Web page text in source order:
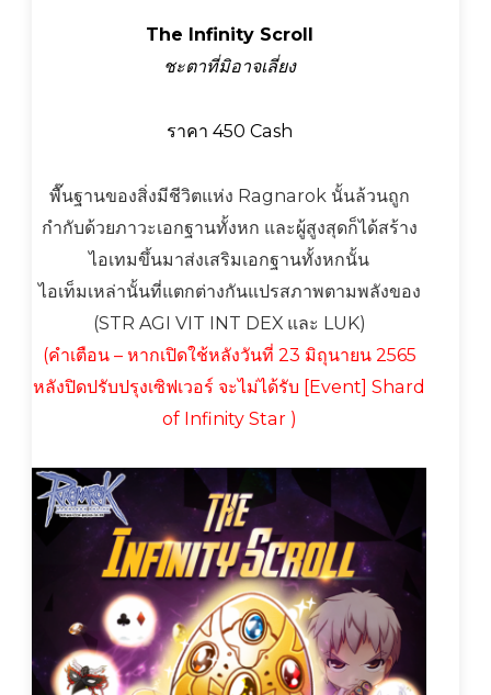
The Infinity Scroll
ชะตาที่มิอาจเลี่ยง
ราคา 450 Cash
พื๊นฐานของสิ่งมีชีวิตแห่ง Ragnarok นั้นล้วนถูก
กำกับด้วยภาวะเอกฐานทั้งหก และผู้สูงสุดก็ได้สร้าง
ไอเทมขึ้นมาส่งเสริมเอกฐานทั้งหกนั้น
ไอเท็มเหล่านั้นที่แตกต่างกันแปรสภาพตามพลังของ
(STR AGI VIT INT DEX และ LUK)
(คำเตือน – หากเปิดใช้หลังวันที่ 23 มิถุนายน 2565
หลังปิดปรับปรุงเซิฟเวอร์ จะไม่ได้รับ [Event] Shard
of Infinity Star )